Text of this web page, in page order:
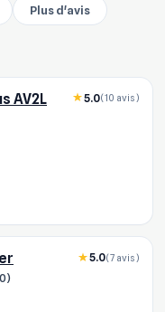
Plus d'avis
AV2L 5.0(10 avis)
5.0(7 avis)